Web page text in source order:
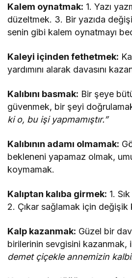
Kalem oynatmak: 1. Yazı
düzeltmek. 3. Bir yazıda
senin gibi kalem oynatmayı
Kaleyi içinden fethetmek:
yardımını alarak davasını
Kalıbını basmak: Bir şeye
güvenmek, bir şeyi
ki o, bu işi yapmamıştır.”
Kalıbının adamı olmamak:
bekleneni yapamaz olmak,
koymamak.
Kalıptan kalıba girmek: 1.
2. Çıkar sağlamak için değişik
Kalp kazanmak: Güzel bir
birilerinin sevgisini kazanmak,
demet çiçekle annemizin